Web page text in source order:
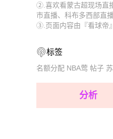
2026-08-17
2026-08-17
2026-08-
2026-08-
2026-08-17
2026-08-17
2026-08-17
2026-08-
②.喜欢看蒙古超现场直
市直播、科布多西部直
③.页面内容由『看球帝
标签
名额分配 NBA莺 帖子
分析